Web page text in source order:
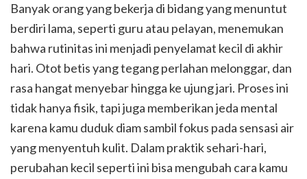
Banyak orang yang bekerja di bidang yang menuntut
berdiri lama, seperti guru atau pelayan, menemukan
bahwa rutinitas ini menjadi penyelamat kecil di akhir
hari. Otot betis yang tegang perlahan melonggar, dan
rasa hangat menyebar hingga ke ujung jari. Proses ini
tidak hanya fisik, tapi juga memberikan jeda mental
karena kamu duduk diam sambil fokus pada sensasi air
yang menyentuh kulit. Dalam praktik sehari-hari,
perubahan kecil seperti ini bisa mengubah cara kamu